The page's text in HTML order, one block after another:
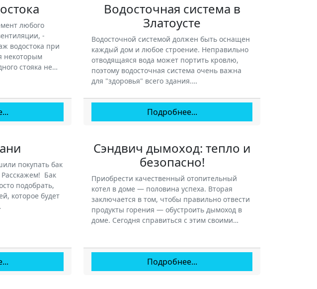
любого
-
водостока при
некоторым
стояка не…
Водосточная система в
Златоусте
Водосточной системой должен быть оснащен
каждый дом и любое строение. Неправильно
отводящаяся вода может портить кровлю,
поэтому водосточная система очень важна
для "здоровья" всего здания.…
Подробнее...
покупать бак
Расскажем! Бак
подобрать,
которое будет
Сэндвич дымоход: тепло и
безопасно!
Приобрести качественный отопительный
котел в доме — половина успеха. Вторая
заключается в том, чтобы правильно отвести
продукты горения — обустроить дымоход в
доме. Сегодня справиться с этим своими…
Подробнее...